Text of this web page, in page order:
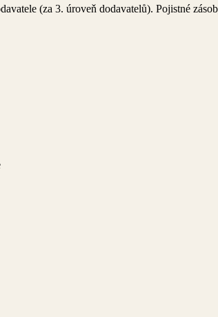
(za 3. úroveň dodavatelů). Pojistné